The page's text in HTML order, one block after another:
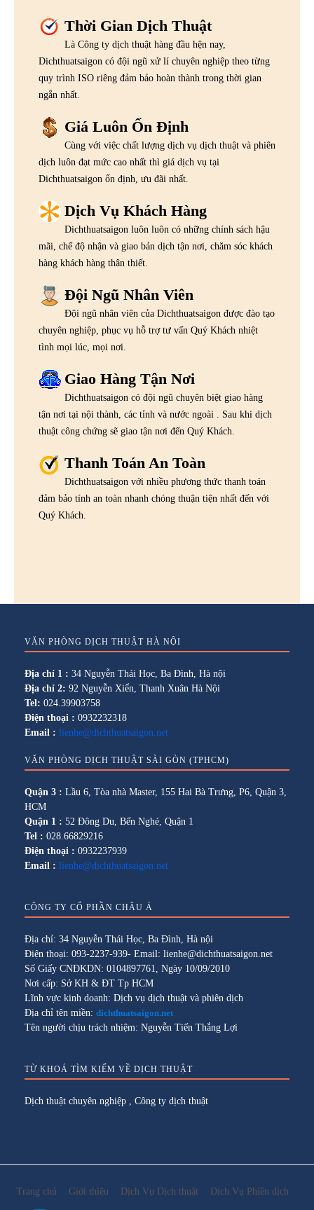
Thời Gian Dịch Thuật
Là Công ty dịch thuật hàng đầu hện nay,
Dichthuatsaigon có đội ngũ xử lí chuyên nghiệp theo từng
quy trình ISO riêng đảm bảo hoàn thành trong thời gian
ngắn nhất.
Giá Luôn Ổn Định
Cùng với việc chất lượng dịch vụ dịch thuật và phiên
dịch luôn đạt mức cao nhất thì giá dịch vụ tại
Dichthuatsaigon ổn định, ưu đãi nhất.
Dịch Vụ Khách Hàng
Dichthuatsaigon luôn luôn có những chính sách hậu
mãi, chế độ nhận và giao bản dịch tận nơi, chăm sóc khách
hàng khách hàng thân thiết.
Đội Ngũ Nhân Viên
Đội ngũ nhân viên của Dichthuatsaigon được đào tạo
chuyên nghiệp, phục vụ hỗ trợ tư vấn Quý Khách nhiệt
tình mọi lúc, mọi nơi.
Giao Hàng Tận Nơi
Dichthuatsaigon có đội ngũ chuyên biệt giao hàng
tận nơi tại nội thành, các tỉnh và nước ngoài . Sau khi dịch
thuật công chứng sẽ giao tận nơi đến Quý Khách.
Thanh Toán An Toàn
Dichthuatsaigon với nhiều phương thức thanh toán
đảm bảo tính an toàn nhanh chóng thuận tiện nhất đến với
Quý Khách.
VĂN PHÒNG DỊCH THUẬT HÀ NỘI
Địa chỉ 1 : 34 Nguyễn Thái Học, Ba Đình, Hà nội
Địa chỉ 2: 92 Nguyễn Xiển, Thanh Xuân Hà Nội
Tel: 024.39903758
Điện thoại : 0932232318
Email : lienhe@dichthuatsaigon.net
VĂN PHÒNG DỊCH THUẬT SÀI GÒN (TPHCM)
Quận 3 : Lầu 6, Tòa nhà Master, 155 Hai Bà Trưng, P6, Quận 3,
HCM
Quận 1 : 52 Đông Du, Bến Nghé, Quận 1
Tel : 028.66829216
Điện thoại : 0932237939
Email : lienhe@dichthuatsaigon.net
CÔNG TY CỔ PHẦN CHÂU Á
Địa chỉ: 34 Nguyễn Thái Học, Ba Đình, Hà nội
Điện thoại: 093-2237-939- Email: lienhe@dichthuatsaigon.net
Số Giấy CNĐKDN: 0104897761, Ngày 10/09/2010
Nơi cấp: Sở KH & ĐT Tp HCM
Lĩnh vực kinh doanh: Dịch vụ dịch thuật và phiên dịch
Địa chỉ tên miền: dichthuatsaigon.net
Tên người chịu trách nhiệm: Nguyễn Tiến Thắng Lợi
TỪ KHOÁ TÌM KIẾM VỀ DỊCH THUẬT
Dịch thuật chuyên nghiệp Công ty dịch thuật
Trang chủ Giới thiệu Dịch Vụ Dịch thuật Dịch Vụ Phiên dịch